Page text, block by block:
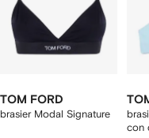
TOM FORD
brasier Modal Signature
con